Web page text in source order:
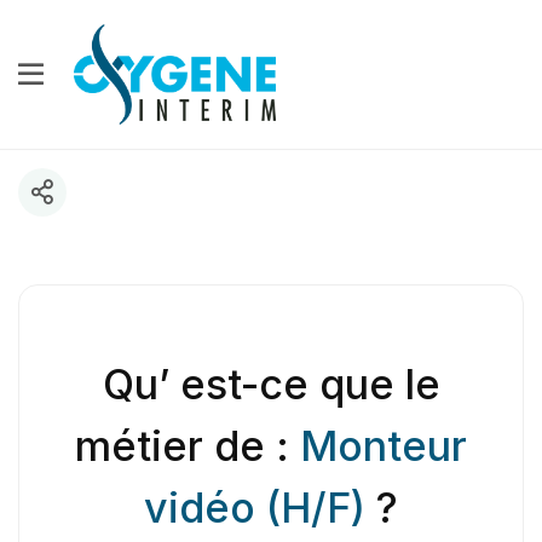
Qu’ est-ce que le
métier de : Monteur
vidéo (H/F) ?